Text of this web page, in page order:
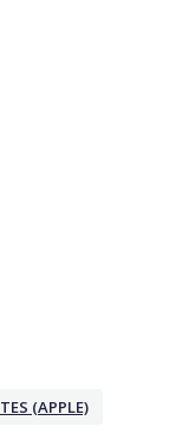
(APPLE)